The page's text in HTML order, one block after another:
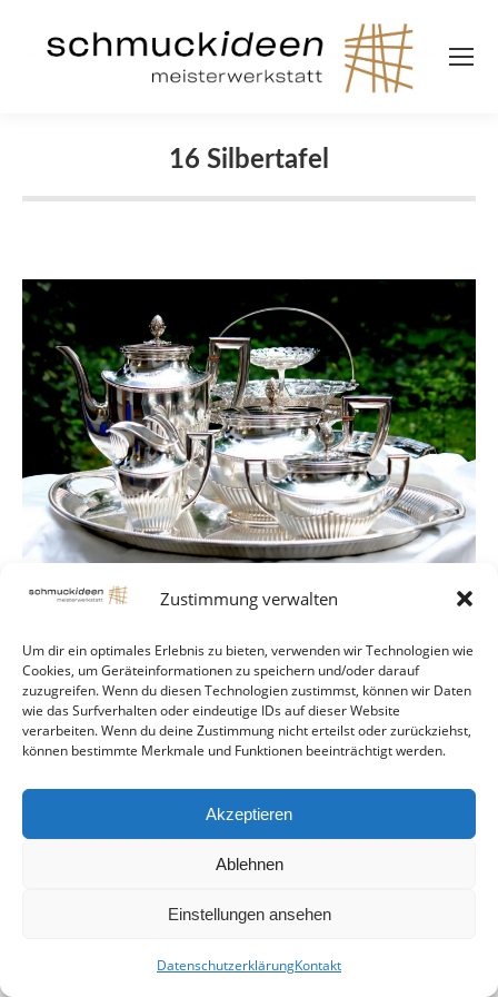
Zustimmung verwalten
Um dir ein optimales Erlebnis zu bieten, verwenden wir Technologien wie
Cookies, um Geräteinformationen zu speichern und/oder darauf
zuzugreifen. Wenn du diesen Technologien zustimmst, können wir Daten
wie das Surfverhalten oder eindeutige IDs auf dieser Website
verarbeiten. Wenn du deine Zustimmung nicht erteilst oder zurückziehst,
können bestimmte Merkmale und Funktionen beeinträchtigt werden.
Akzeptieren
Ablehnen
Einstellungen ansehen
DatenschutzerklärungKontakt
16 Silbertafel
© Schmuckideen Handmade
footer